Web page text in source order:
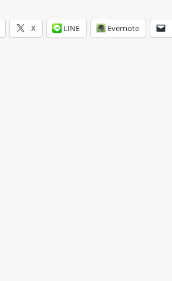
X LINE Evernote